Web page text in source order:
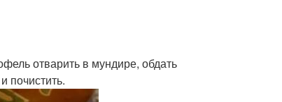
отварить в мундире, обдать
почистить.